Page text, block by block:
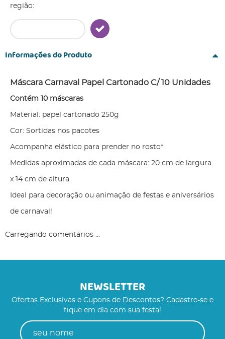
região:
Informações do Produto
Máscara Carnaval Papel Cartonado C/ 10 Unidades
Contém 10 máscaras
Material: papel cartonado 250g
Cor: Sortidas nos pacotes
Acompanha elástico para prender no rosto*
Medidas aproximadas de cada máscara: 20 cm de largura
x 14 cm de altura
Ideal para decoração ou animação de festas e aniversários
de carnaval!
Carregando comentários ...
NEWSLETTER
Ofertas Exclusivas e Cupons de Descontos? Cadastre-se e
fique em dia com sua festa!